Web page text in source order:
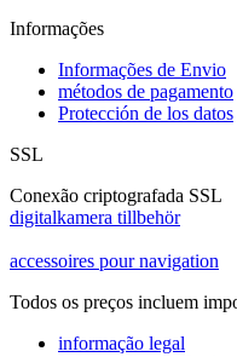
Informações
Informações de Envio
métodos de pagamento
Protección de los datos
SSL
Conexão criptografada SSL
digitalkamera tillbehör
accessoires pour navigation
Todos os preços incluem
informação legal